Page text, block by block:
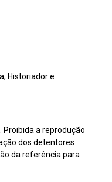
Historiador e
Proibida a reprodução
dos detentores
da referência para